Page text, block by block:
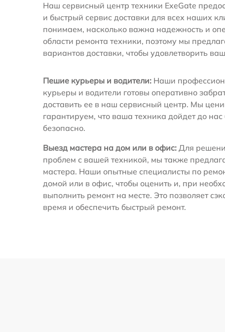
Наш сервисный центр техники ExeGate
и быстрый сервис доставки для всех наших
понимаем, насколько важна надежность и
области ремонта техники, поэтому мы
вариантов доставки, чтобы удовлетворить
Пешие курьеры и водители: Наши
курьеры и водители готовы оперативно
доставить ее в наш сервисный центр. Мы
гарантируем, что ваша техника дойдет до нас
безопасно.
Выезд мастера на дом или в офис: Для
проблем с вашей техникой, мы также
мастера. Наши опытные специалисты по
домой или в офис, чтобы оценить и, при
выполнить ремонт на месте. Это позволяет
время и обеспечить быстрый ремонт.